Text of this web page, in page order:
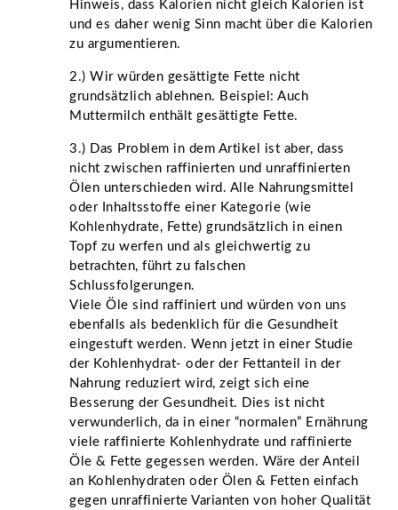
Hinweis, dass Kalorien nicht gleich Kalorien ist
und es daher wenig Sinn macht über die Kalorien
zu argumentieren.
2.) Wir würden gesättigte Fette nicht
grundsätzlich ablehnen. Beispiel: Auch
Muttermilch enthält gesättigte Fette.
3.) Das Problem in dem Artikel ist aber, dass
nicht zwischen raffinierten und unraffinierten
Ölen unterschieden wird. Alle Nahrungsmittel
oder Inhaltsstoffe einer Kategorie (wie
Kohlenhydrate, Fette) grundsätzlich in einen
Topf zu werfen und als gleichwertig zu
betrachten, führt zu falschen
Schlussfolgerungen.
Viele Öle sind raffiniert und würden von uns
ebenfalls als bedenklich für die Gesundheit
eingestuft werden. Wenn jetzt in einer Studie
der Kohlenhydrat- oder der Fettanteil in der
Nahrung reduziert wird, zeigt sich eine
Besserung der Gesundheit. Dies ist nicht
verwunderlich, da in einer “normalen” Ernährung
viele raffinierte Kohlenhydrate und raffinierte
Öle & Fette gegessen werden. Wäre der Anteil
an Kohlenhydraten oder Ölen & Fetten einfach
gegen unraffinierte Varianten von hoher Qualität